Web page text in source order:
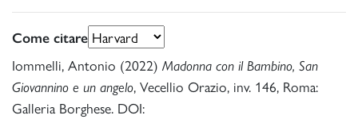
Come citare
Iommelli, Antonio (2022) Madonna con il Bambino, San
Giovannino e un angelo, Vecellio Orazio, inv. 146, Roma:
Galleria Borghese. DOI: